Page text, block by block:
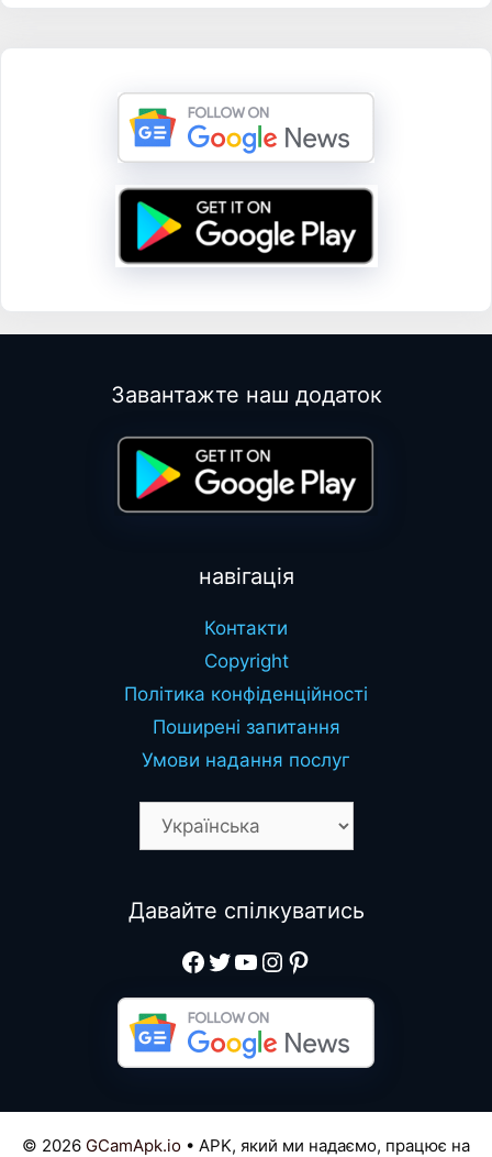
Завантажте наш додаток
навігація
Контакти
Copyright
Політика конфіденційності
Поширені запитання
Умови надання послуг
Давайте спілкуватись
Facebook
Twitter
YouTube
Instagram
Pinterest
© 2026 GCamApk.io • APK, який ми надаємо, працює на